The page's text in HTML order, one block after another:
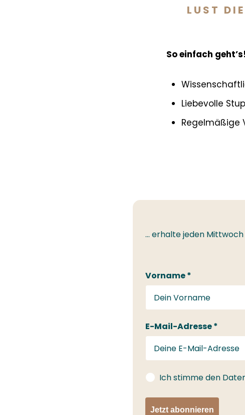
LUST
So einfach geht’s!
Liebevolle
Regelmäßige
... erhalte jeden
Vorname *
E-Mail-Adresse *
gdprConsent
Ich stimme den
Jetzt abonnieren